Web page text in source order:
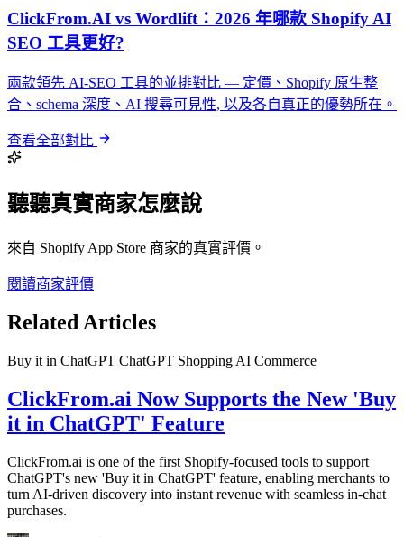
ClickFrom.AI vs Wordlift：2026 年哪款 Shopify AI
SEO 工具更好?
兩款領先 AI-SEO 工具的並排對比 — 定價、Shopify 原生整
合、schema 深度、AI 搜尋可見性, 以及各自真正的優勢所在。
查看全部對比
聽聽真實商家怎麼說
來自 Shopify App Store 商家的真實評價。
閱讀商家評價
Related Articles
Buy it in ChatGPT ChatGPT Shopping AI Commerce
ClickFrom.ai Now Supports the New 'Buy
it in ChatGPT' Feature
ClickFrom.ai is one of the first Shopify-focused tools to support
ChatGPT's new 'Buy it in ChatGPT' feature, enabling merchants to
turn AI-driven discovery into instant revenue with seamless in-chat
purchases.